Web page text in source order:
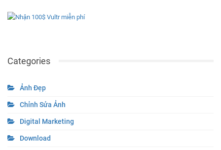
Categories
Ảnh Đẹp
Chỉnh Sửa Ảnh
Digital Marketing
Download